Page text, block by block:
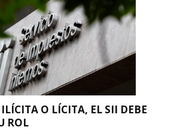
O LÍCITA, EL SII DEBE
ROL